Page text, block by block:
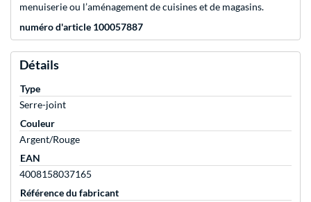
menuiserie ou l’aménagement de cuisines et de magasins.
numéro d'article 100057887
Détails
Type
Serre-joint
Couleur
Argent/Rouge
EAN
4008158037165
Référence du fabricant